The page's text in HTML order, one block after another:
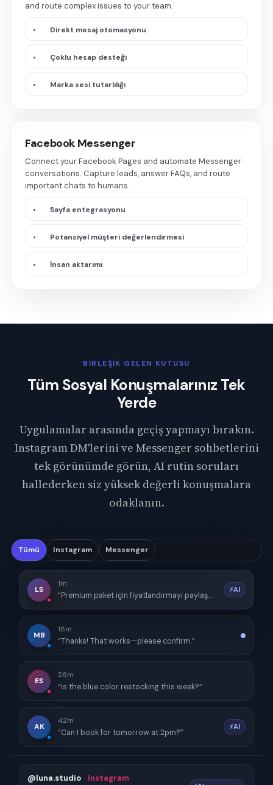
and route complex issues to your team.
• Direkt mesaj otomasyonu
• Çoklu hesap desteği
• Marka sesi tutarlılığı
Facebook Messenger
Connect your Facebook Pages and automate Messenger
conversations. Capture leads, answer FAQs, and route
important chats to humans.
• Sayfa entegrasyonu
• Potansiyel müşteri değerlendirmesi
• İnsan aktarımı
BİRLEŞİK GELEN KUTUSU
Tüm Sosyal Konuşmalarınız Tek
Yerde
Uygulamalar arasında geçiş yapmayı bırakın.
Instagram DM'lerini ve Messenger sohbetlerini
tek görünümde görün, AI rutin soruları
hallederken siz yüksek değerli konuşmalara
odaklanın.
Tümü Instagram Messenger
LS
1m
“Premium paket için fiyatlandırmayı paylaşabilir misiniz?”
⚡AI
MB
18m
“Thanks! That works—please confirm.”
ES
26m
“Is the blue color restocking this week?”
AK
42m
“Can I book for tomorrow at 2pm?”
⚡AI
@luna.studio Instagram